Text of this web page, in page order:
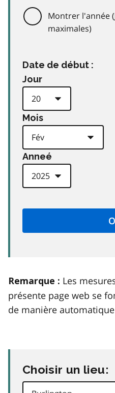
Montrer l'année
maximales)
Date de début :
Jour
Mois
Anneé
Remarque : Les
présente page web se
de manière
Choisir un lieu: